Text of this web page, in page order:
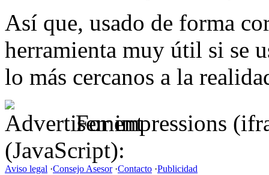
Así que, usado de forma
herramienta muy útil si se
lo más cercanos a la
For impressions
(JavaScript):
Aviso legal ·Consejo Asesor·Contacto ·Publicidad